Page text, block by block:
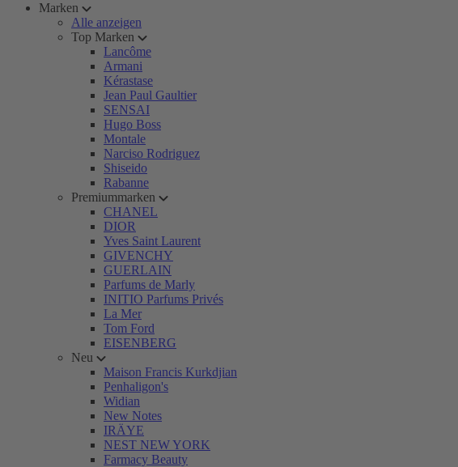
Marken
Alle anzeigen
Top Marken
Lancôme
Armani
Kérastase
Jean Paul Gaultier
SENSAI
Hugo Boss
Montale
Narciso Rodriguez
Shiseido
Rabanne
Premiummarken
CHANEL
DIOR
Yves Saint Laurent
GIVENCHY
GUERLAIN
Parfums de Marly
INITIO Parfums Privés
La Mer
Tom Ford
EISENBERG
Neu
Maison Francis Kurkdjian
Penhaligon's
Widian
New Notes
IRÄYE
NEST NEW YORK
Farmacy Beauty